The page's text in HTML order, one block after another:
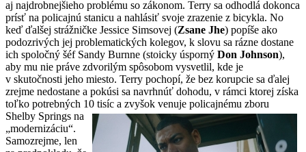
aj najdrobnejšieho problému so zákonom. Terry sa odhodlá dokonca
prísť na policajnú stanicu a nahlásiť svoje zrazenie z bicykla. No
keď ďalšej strážničke Jessice Simsovej (Zsane Jhe) popíše ako
podozrivých jej problematických kolegov, k slovu sa rázne dostane
ich spoločný šéf Sandy Burnne (stoicky úsporný Don Johnson),
aby mu nie práve zdvorilým spôsobom vysvetlil, kde je
v skutočnosti jeho miesto. Terry pochopí, že bez korupcie sa ďalej
zrejme nedostane a pokúsi sa navrhnúť dohodu, v rámci ktorej získa
toľko potrebných 10 tisíc a zvyšok venuje policajnému zboru
Shelby Springs na
„modernizáciu“.
Samozrejme, len